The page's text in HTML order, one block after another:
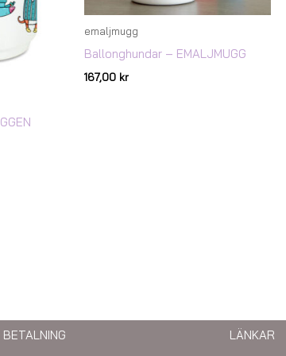
emaljmugg
Ballonghundar – EMALJMUGG
167,00 kr
BETALNING LÄNKAR